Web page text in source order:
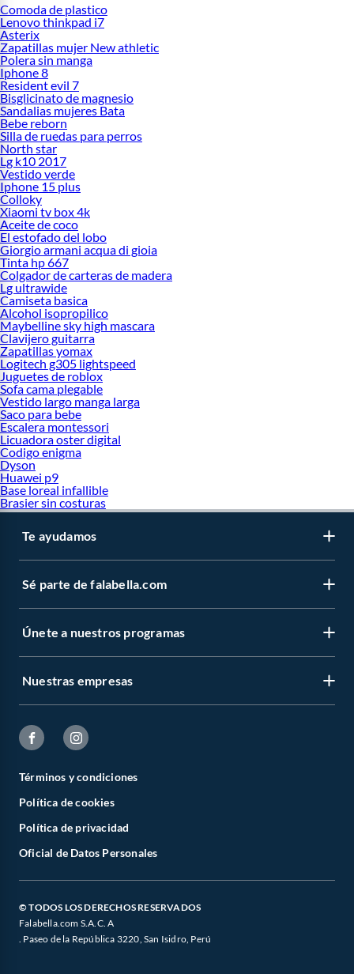
Comoda de plastico
Lenovo thinkpad i7
Asterix
Zapatillas mujer New athletic
Polera sin manga
Iphone 8
Resident evil 7
Bisglicinato de magnesio
Sandalias mujeres Bata
Bebe reborn
Silla de ruedas para perros
North star
Lg k10 2017
Vestido verde
Iphone 15 plus
Colloky
Xiaomi tv box 4k
Aceite de coco
El estofado del lobo
Giorgio armani acqua di gioia
Tinta hp 667
Colgador de carteras de madera
Lg ultrawide
Camiseta basica
Alcohol isopropilico
Maybelline sky high mascara
Clavijero guitarra
Zapatillas yomax
Logitech g305 lightspeed
Juguetes de roblox
Sofa cama plegable
Vestido largo manga larga
Saco para bebe
Escalera montessori
Licuadora oster digital
Codigo enigma
Dyson
Huawei p9
Base loreal infallible
Brasier sin costuras
Te ayudamos
Sé parte de falabella.com
Únete a nuestros programas
Nuestras empresas
Términos y condiciones
Política de cookies
Política de privacidad
Oficial de Datos Personales
© TODOS LOS DERECHOS RESERVADOS
Falabella.com S.A.C. A
. Paseo de la República 3220, San Isidro, Perú